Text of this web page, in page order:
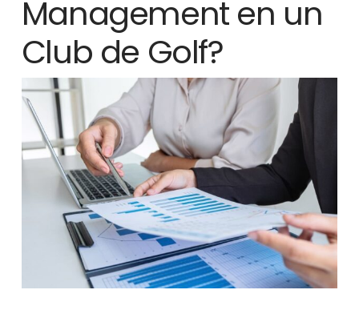
Management en un
Club de Golf?